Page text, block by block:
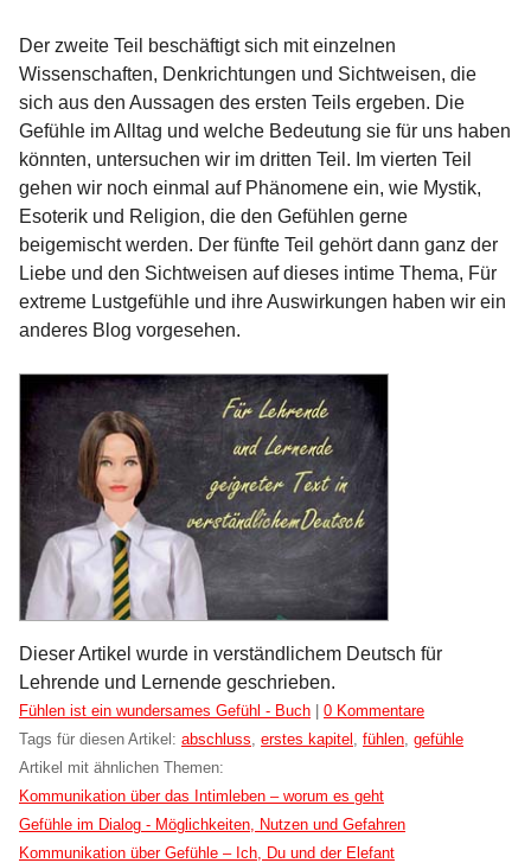
Der zweite Teil beschäftigt sich mit einzelnen
Wissenschaften, Denkrichtungen und Sichtweisen, die
sich aus den Aussagen des ersten Teils ergeben. Die
Gefühle im Alltag und welche Bedeutung sie für uns haben
könnten, untersuchen wir im dritten Teil. Im vierten Teil
gehen wir noch einmal auf Phänomene ein, wie Mystik,
Esoterik und Religion, die den Gefühlen gerne
beigemischt werden. Der fünfte Teil gehört dann ganz der
Liebe und den Sichtweisen auf dieses intime Thema, Für
extreme Lustgefühle und ihre Auswirkungen haben wir ein
anderes Blog vorgesehen.
Dieser Artikel wurde in verständlichem Deutsch für
Lehrende und Lernende geschrieben.
Kategorien:
Fühlen ist ein wundersames Gefühl - Buch
0 Kommentare
Tags für diesen Artikel: abschluss erstes kapitel fühlen gefühle
Artikel mit ähnlichen Themen:
Kommunikation über das Intimleben – worum es geht
Gefühle im Dialog - Möglichkeiten, Nutzen und Gefahren
Kommunikation über Gefühle – Ich, Du und der Elefant